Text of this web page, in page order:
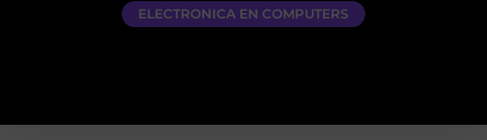
ELECTRONICA EN COMPUTERS